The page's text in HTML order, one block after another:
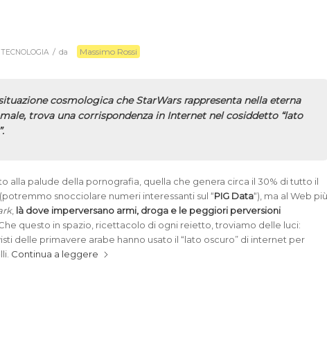
TECNOLOGIA / da Massimo Rossi
cosmologica che StarWars rappresenta nella eterna
trova una corrispondenza in Internet nel cosiddetto “lato
alla palude della pornografia, quella che genera circa il 30% di tutto il
snocciolare numeri interessanti sul “PIG Data“), ma al Web
, là dove imperversano armi, droga e le peggiori perversioni
questo in spazio, ricettacolo di ogni reietto, troviamo delle luci:
delle primavere arabe hanno usato il “lato oscuro” di internet per
Continua a leggere